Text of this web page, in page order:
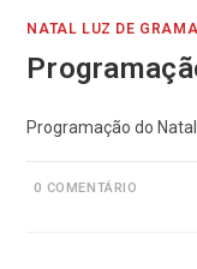
NATAL LUZ DE
Programação do
0 COMENTÁRIO